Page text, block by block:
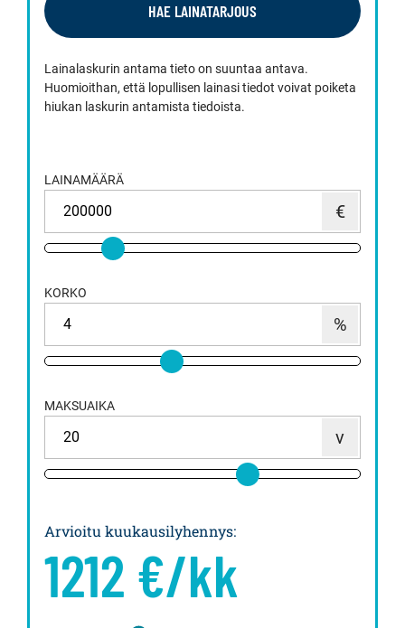
HAE LAINATARJOUS
Lainalaskurin antama tieto on suuntaa antava.
Huomioithan, että lopullisen lainasi tiedot voivat poiketa
hiukan laskurin antamista tiedoista.
LAINAMÄÄRÄ
KORKO
MAKSUAIKA
Arvioitu kuukausilyhennys:
1212 €/kk